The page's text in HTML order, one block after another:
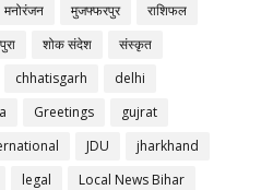
मनोरंजन मुजफ्फरपुर
राशिफल
शोक संदेश
संस्कृत
chhatisgarh
delhi
Greetings
gujrat
JDU
jharkhand
legal
Local News Bihar